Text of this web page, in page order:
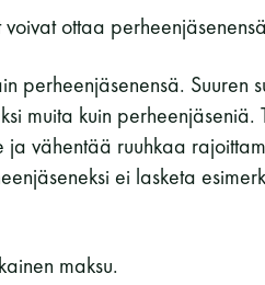
ottaa
perheenjäsenensä. Suuren
muita kuin perheenjäseniä.
ja vähentää ruuhkaa
ei lasketa
maksu.